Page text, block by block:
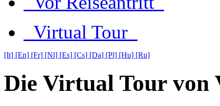
Virtual Tour
[It] [En] [Fr] [Nl] [Es] [Cs] [Da] [Pl] [Hu] [Ru]
Die Virtual Tour von